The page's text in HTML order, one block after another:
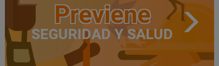
Previene
SEGURIDAD Y SALUD